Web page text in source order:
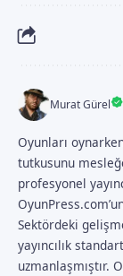
Murat Gürel
Oyunları
tutkusunu
profesyonel
Sektördeki
yayıncılık
uzmanlaşmıştır.